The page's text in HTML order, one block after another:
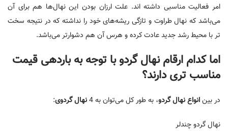
امر فعالیت مناسبی داشته اند. علت ارزان بودن این نهال‌ها هم برای آن
می‌باشد که نهال طراوت و تازگی ریشه‌های خود را نداشته که در نتیجه سخت
تر با محیط رشد جدید عادت کرده و هرس آن هم دشوارتر می‌باشد.
اما کدام ارقام نهال گردو با توجه به باردهی قیمت
مناسب تری دارند؟
در بینانواع نهالگردو، به طور کل می‌توان به 4 نهال گردوی:
نهال گردو چندلر